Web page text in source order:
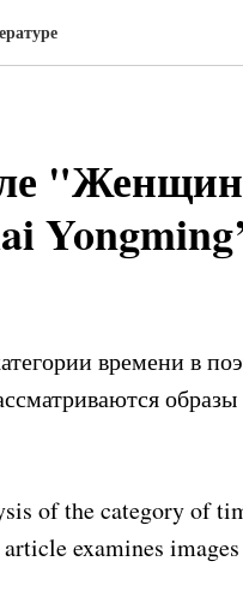
времени в
образы
of the category of
examines